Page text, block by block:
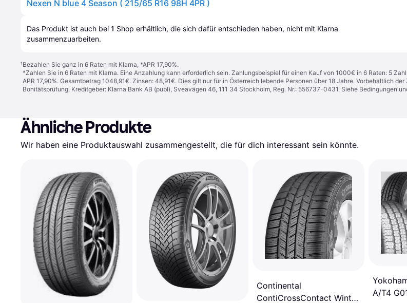
Nexen N blue 4 Season ( 215/65 R16 98H 4PR )
Das Produkt ist auch bei 1 Shop erhältlich, die sich dafür entschieden haben, nicht mit Klarna
zusammenzuarbeiten.
¹Bezahlen Sie ganz in 6 Raten mit Klarna, *APR 17,90%.
*Zahlen Sie in 6 Raten mit Klarna. Eine Anzahlung kann erforderlich sein. Zahlungsbeispiel für einen Kauf von 1000€ in 6 Raten: 5
APR 17,90%. Gesamtbetrag 1048,91€. Zinsen: 48,91€. Dies gilt nur für in Österreich lebende Personen über 18 Jahre. Vorbehaltlich
Bonitätsprüfung. Kreditgeber: Klarna Bank AB (publ), Sveavägen 46, 111 34 Stockholm, Reg. Nr.: 556737-0431. Siehe Bedingungen
Ähnliche Produkte
Wir haben eine Produktauswahl zusammengestellt, die für dich interessant sein könnte.
Continental
ContiCrossContact Winter
A/T4